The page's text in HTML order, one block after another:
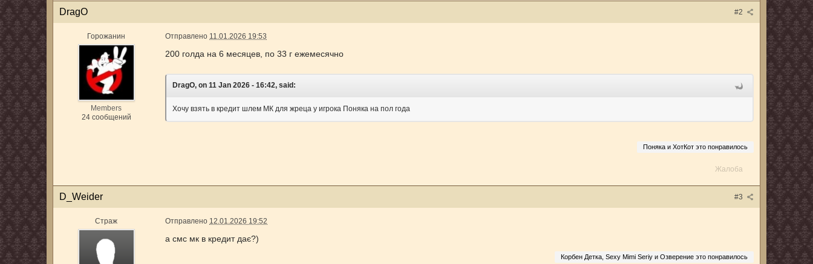
#2
DrаgО
Горожанин
Members
24 сообщений
Отправлено 11.01.2026 19:53
200 голда на 6 месяцев, по 33 г ежемесячно
DrаgО, on 11 Jan 2026 - 16:42, said:
Хочу взять в кредит шлем МК для жреца у игрока Поняка на пол года
Поняка и ХотКот это понравилось
Жалоба
#3
D_Weider
Страж Отправлено 12.01.2026 19:52
а смс мк в кредит дає?)
Корбен Детка, Sexy Mimi Seriy и Озверение это понравилось